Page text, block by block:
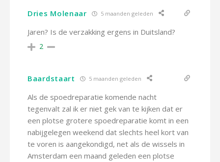
Dries Molenaar 5 maanden geleden
Jaren? Is de verzakking ergens in Duitsland?
2
Baardstaart 5 maanden geleden
Als de spoedreparatie komende nacht
tegenvalt zal ik er niet gek van te kijken dat er
een plotse grotere spoedreparatie komt in een
nabijgelegen weekend dat slechts heel kort van
te voren is aangekondigd, net als de wissels in
Amsterdam een maand geleden een plotse